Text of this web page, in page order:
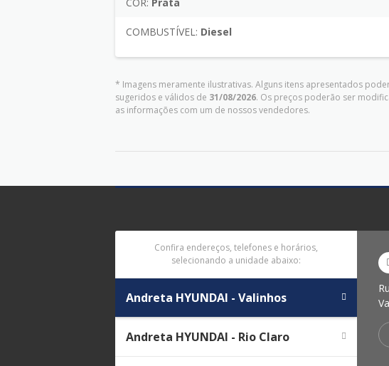
COMBUSTÍVEL: Diesel
* Imagens meramente ilustrativas. Alguns itens apresentados
sugeridos e válidos de 31/08/2026. Os preços poderão ser
as informações com um de nossos vendedores.
Confira endereços, telefones e horários,
selecionando a unidade abaixo:
Andreta HYUNDAI - Valinhos
Andreta HYUNDAI - Rio Claro